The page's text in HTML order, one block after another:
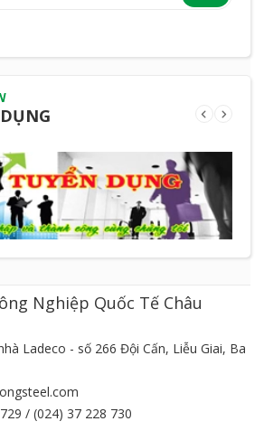
Nghiệp Quốc Tế Châu
Ladeco - số 266 Đội Cấn, Liễu Giai, Ba
/ (024) 37 228 730